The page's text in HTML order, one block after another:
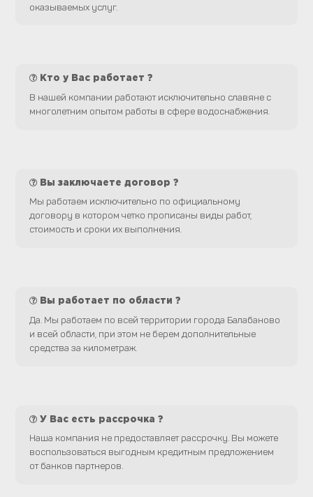
оказываемых услуг.
Кто у Вас работает ?
В нашей компании работают исключительно славяне с
многолетним опытом работы в сфере водоснабжения.
Вы заключаете договор ?
Мы работаем исключительно по официальному
договору в котором четко прописаны виды работ,
стоимость и сроки их выполнения.
Вы работает по области ?
Да. Мы работаем по всей территории города Балабаново
и всей области, при этом не берем дополнительные
средства за километраж.
У Вас есть рассрочка ?
Наша компания не предоставляет рассрочку. Вы можете
воспользоваться выгодным кредитным предложением
от банков партнеров.